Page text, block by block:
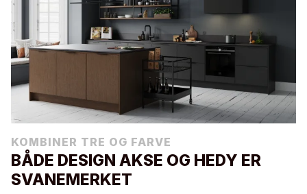
KOMBINER TRE OG FARVE
BÅDE DESIGN AKSE OG HEDY ER
SVANEMERKET